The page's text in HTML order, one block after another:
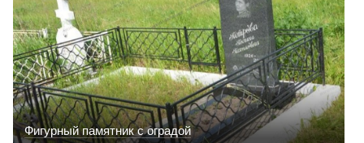
Фигурный памятник c оградой